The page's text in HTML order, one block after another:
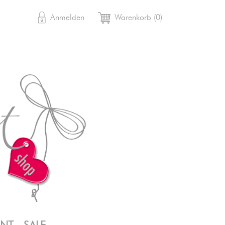
 Anmelden shopping_cart Warenkorb (0)